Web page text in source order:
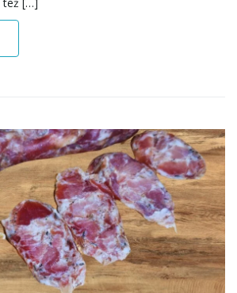
też […]